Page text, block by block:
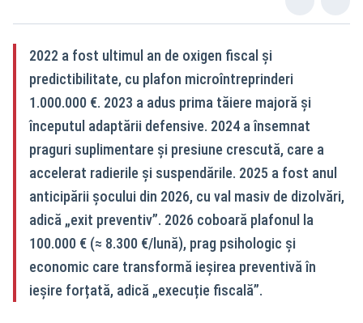
2022 a fost ultimul an de oxigen fiscal și
predictibilitate, cu plafon microîntreprinderi
1.000.000 €. 2023 a adus prima tăiere majoră și
începutul adaptării defensive. 2024 a însemnat
praguri suplimentare și presiune crescută, care a
accelerat radierile și suspendările. 2025 a fost anul
anticipării șocului din 2026, cu val masiv de dizolvări,
adică „exit preventiv”. 2026 coboară plafonul la
100.000 € (≈ 8.300 €/lună), prag psihologic și
economic care transformă ieșirea preventivă în
ieșire forțată, adică „execuție fiscală”.